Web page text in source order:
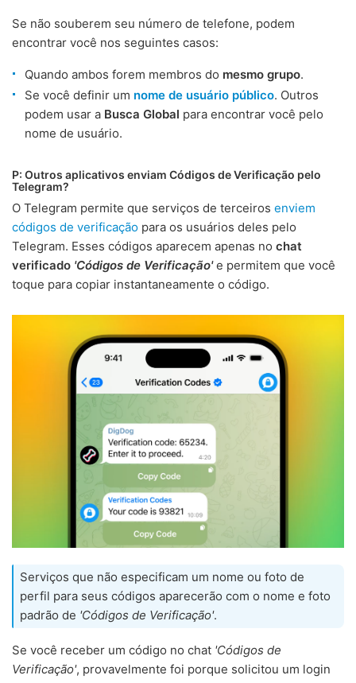
Se não souberem seu número de telefone, podem
encontrar você nos seguintes casos:
Quando ambos forem membros do mesmo grupo.
Se você definir um nome de usuário público. Outros
podem usar a Busca Global para encontrar você pelo
nome de usuário.
P: Outros aplicativos enviam Códigos de Verificação pelo
Telegram?
O Telegram permite que serviços de terceiros enviem
códigos de verificação para os usuários deles pelo
Telegram. Esses códigos aparecem apenas no chat
verificado 'Códigos de Verificação'e permitem que você
toque para copiar instantaneamente o código.
Serviços que não especificam um nome ou foto de
perfil para seus códigos aparecerão com o nome e foto
padrão de 'Códigos de Verificação'.
Se você receber um código no chat 'Códigos de
Verificação', provavelmente foi porque solicitou um login